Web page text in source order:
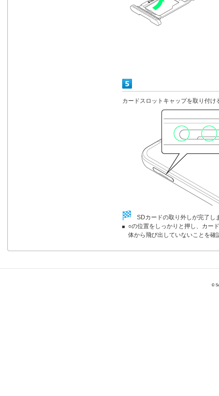
カードスロットキャップを取り付け
SDカードの取り外しが完了し
○の位置をしっかりと押し、カー
体から飛び出していないことを確
©